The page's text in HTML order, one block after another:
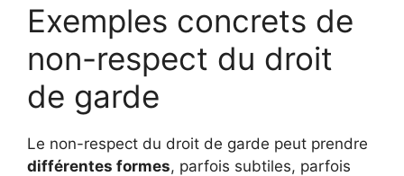
Exemples concrets de
non-respect du droit
de garde
Le non-respect du droit de garde peut prendre
différentes formes, parfois subtiles, parfois